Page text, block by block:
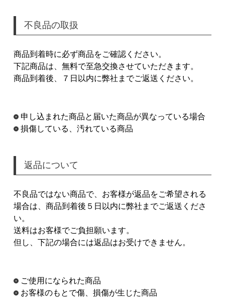
不良品の取扱
商品到着時に必ず商品をご確認ください。
下記商品は、無料で至急交換させていただきます。
商品到着後、７日以内に弊社までご返送ください。
申し込まれた商品と届いた商品が異なっている場合
損傷している、汚れている商品
返品について
不良品ではない商品で、お客様が返品をご希望される
場合は、商品到着後５日以内に弊社までご返送くださ
い。
送料はお客様でご負担願います。
但し、下記の場合には返品はお受けできません。
ご使用になられた商品
お客様のもとで傷、損傷が生じた商品